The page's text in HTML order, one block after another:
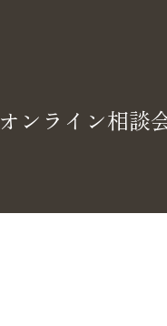
オンライン相談